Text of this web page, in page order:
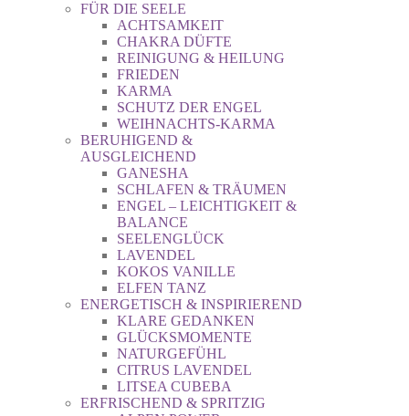
FÜR DIE SEELE
ACHTSAMKEIT
CHAKRA DÜFTE
REINIGUNG & HEILUNG
FRIEDEN
KARMA
SCHUTZ DER ENGEL
WEIHNACHTS-KARMA
BERUHIGEND &
AUSGLEICHEND
GANESHA
SCHLAFEN & TRÄUMEN
ENGEL – LEICHTIGKEIT &
BALANCE
SEELENGLÜCK
LAVENDEL
KOKOS VANILLE
ELFEN TANZ
ENERGETISCH & INSPIRIEREND
KLARE GEDANKEN
GLÜCKSMOMENTE
NATURGEFÜHL
CITRUS LAVENDEL
LITSEA CUBEBA
ERFRISCHEND & SPRITZIG